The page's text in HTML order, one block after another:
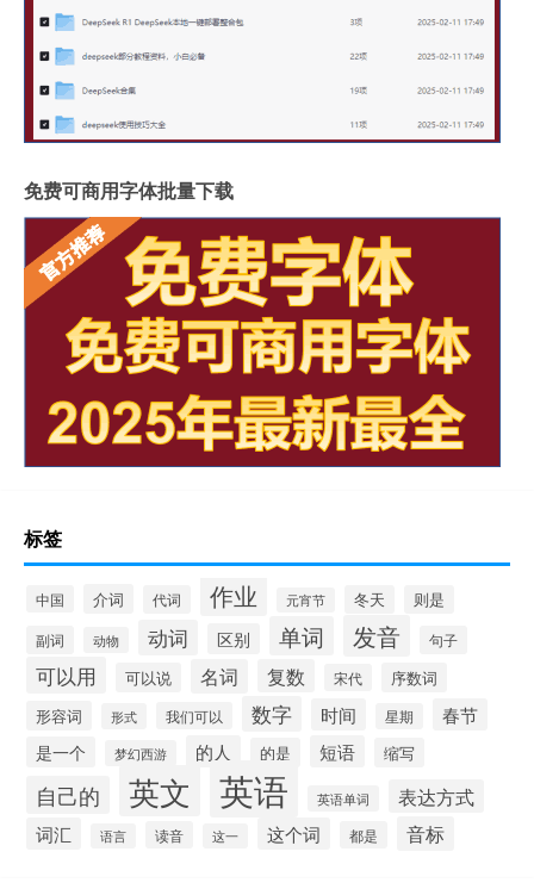
免费可商用字体批量下载
标签
中国 介词 代词 作业 元宵节 冬天
则是
副词
动物 动词 区别 单词 发音 句子
可以用 可以说 名词 复数 宋代
序数词
形容词
形式 我们可以 数字 时间 星期 春节
是一个 梦幻西游 的人 的是 短语 缩写
自己的 英文 英语 英语单词 表达方式
词汇 语言 读音 这一 这个词 都是 音标